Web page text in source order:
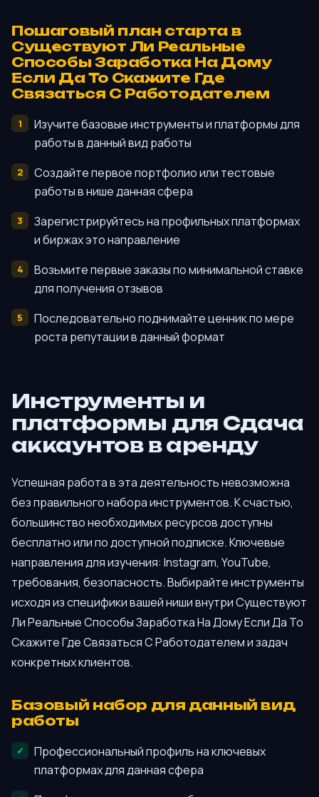
Пошаговый план старта в
Существуют Ли Реальные
Способы Заработка На Дому
Если Да То Скажите Где
Связаться С Работодателем
Изучите базовые инструменты и платформы для
работы в данный вид работы
Создайте первое портфолио или тестовые
работы в нише данная сфера
Зарегистрируйтесь на профильных платформах
и биржах это направление
Возьмите первые заказы по минимальной ставке
для получения отзывов
Последовательно поднимайте ценник по мере
роста репутации в данный формат
Инструменты и
платформы для Сдача
аккаунтов в аренду
Успешная работа в эта деятельность невозможна
без правильного набора инструментов. К счастью,
большинство необходимых ресурсов доступны
бесплатно или по доступной подписке. Ключевые
направления для изучения: Instagram, YouTube,
требования, безопасность. Выбирайте инструменты
исходя из специфики вашей ниши внутри Существуют
Ли Реальные Способы Заработка На Дому Если Да То
Скажите Где Связаться С Работодателем и задач
конкретных клиентов.
Базовый набор для данный вид
работы
Профессиональный профиль на ключевых
платформах для данная сфера